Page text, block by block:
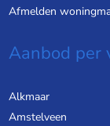
Afmelden
Aanbod per
Alkmaar
Amstelveen